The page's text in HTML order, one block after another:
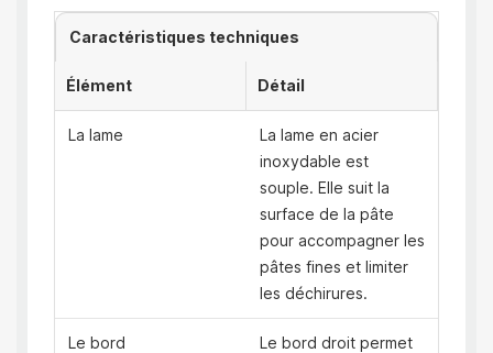
Caractéristiques techniques
Élément Détail
La lame
La lame en acier
inoxydable est
souple. Elle suit la
surface de la pâte
pour accompagner les
pâtes fines et limiter
les déchirures.
Le bord
Le bord droit permet